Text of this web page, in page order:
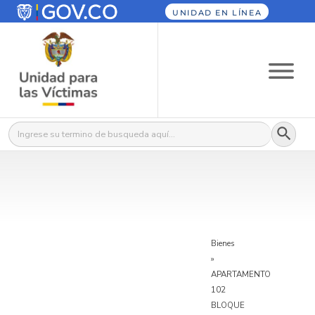
UNIDAD EN LÍNEA
Buscar: Botón
Bienes
»
APARTAMENTO
102
BLOQUE